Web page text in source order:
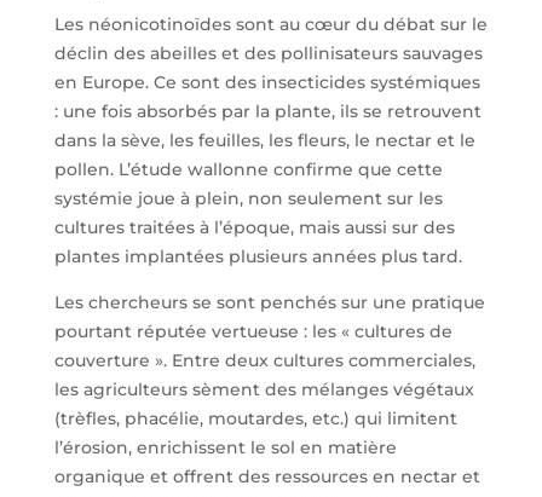
Les néonicotinoïdes sont au cœur du débat sur le
déclin des abeilles et des pollinisateurs sauvages
en Europe. Ce sont des insecticides systémiques
: une fois absorbés par la plante, ils se retrouvent
dans la sève, les feuilles, les fleurs, le nectar et le
pollen. L’étude wallonne confirme que cette
systémie joue à plein, non seulement sur les
cultures traitées à l’époque, mais aussi sur des
plantes implantées plusieurs années plus tard.
Les chercheurs se sont penchés sur une pratique
pourtant réputée vertueuse : les « cultures de
couverture ». Entre deux cultures commerciales,
les agriculteurs sèment des mélanges végétaux
(trèfles, phacélie, moutardes, etc.) qui limitent
l’érosion, enrichissent le sol en matière
organique et offrent des ressources en nectar et